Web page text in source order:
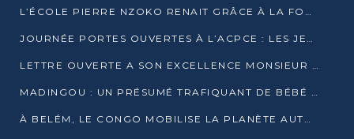
L’ÉCOLE PIERRE NZOKO RENAIT GRÂCE À LA FONDATION MUCODEC
JOURNÉE PORTES OUVERTES À L’ACPCE : LES JEUNES EN IMMERSION DANS L’ENTREPRISE
LETTRE OUVERTE A SON EXCELLENCE MONSIEUR DENIS SASSOU NGUESSO, PRESIDENT DE LAREPUBLIQUE DU CONGO
MADINGOU : UN PRÉSUMÉ TRAFIQUANT DE BÉBÉ CHIMPANZÉ FIXÉ SUR SON SORT LE 20 NOVEMBRE
À BELÉM, LE CONGO MOBILISE LA PLANÈTE AUTOUR DU FONDS BLEU POUR LE BASSIN DU CONGO